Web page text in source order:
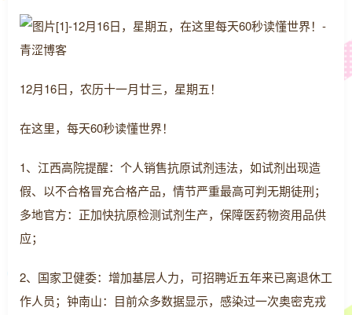
12月16日，农历十一月廿三，星期五！
在这里，每天60秒读懂世界！
1、江西高院提醒：个人销售抗原试剂违法，如试剂出现造
假、以不合格冒充合格产品，情节严重最高可判无期徒刑；
多地官方：正加快抗原检测试剂生产，保障医药物资用品供
应；
2、国家卫健委：增加基层人力，可招聘近五年来已离退休工
作人员；钟南山：目前众多数据显示，感染过一次奥密克戎